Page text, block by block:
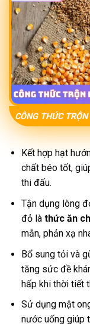
CÔNG THỨC
Kết hợp hạt
chất béo tốt,
thi đấu.
Tận dụng lòng
đỏ là thức ăn
mẫn, phản xạ
Bổ sung tỏi và
tăng sức đề
hấp khi thời tiết
Sử dụng mật
nước uống giúp